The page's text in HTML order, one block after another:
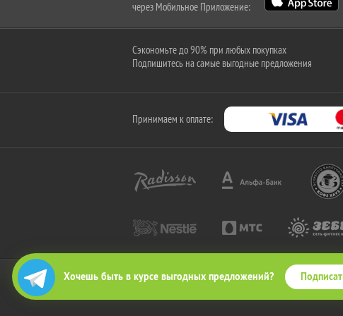
Хочешь быть в курсе выгодных предложений?
через Мобильное Приложение:
Сэкономьте до 90% при любых покупках
Подпишитесь на самые выгодные предложения
Принимаем к оплате:
2010-2026 © КупиКупон. Все права защищены.
Все права на товарный знак "КупиКупон" и на сайт